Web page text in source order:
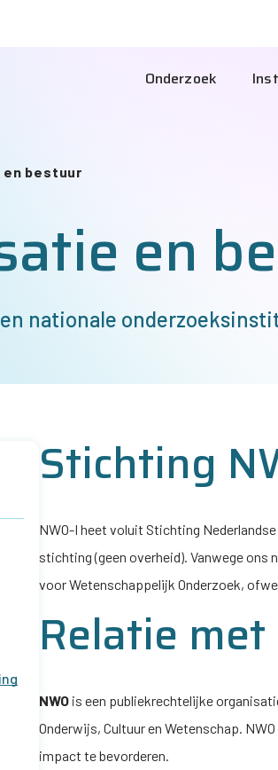
Hoofdnavigatie
Onderzoek
en bestuur
en
nationale
Stichting
NWO-I heet voluit Stichting
stichting (geen overheid). Vanwege ons
voor Wetenschappelijk Onderzoek,
Relatie met
NWO is een publiekrechtelijke
Onderwijs, Cultuur en Wetenschap.
impact te bevorderen.